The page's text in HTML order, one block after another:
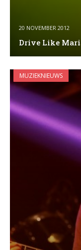
20 NOVEMBER 2012
Drive Like
MUZIEKNIEUWS